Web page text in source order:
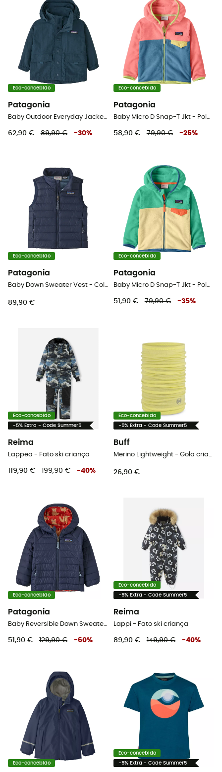
Eco-concebido
Patagonia
Baby Outdoor Everyday Jacket - Casaco impermeável criança
62,90 € 89,90 € -30%
Eco-concebido
Patagonia
Baby Micro D Snap-T Jkt - Polar criança
58,90 € 79,90 € -26%
Eco-concebido
Patagonia
Baby Down Sweater Vest - Colete penas criança
89,90 €
Eco-concebido
Patagonia
Baby Micro D Snap-T Jkt - Polar criança
51,90 € 79,90 € -35%
Eco-concebido
-5% Extra - Code Summer5
Reima
Lappea - Fato ski criança
119,90 € 199,90 € -40%
Eco-concebido
-5% Extra - Code Summer5
Buff
Merino Lightweight - Gola criança
26,90 €
Eco-concebido
Patagonia
Baby Reversible Down Sweater Hoody - Casaco penas criança
51,90 € 129,90 € -60%
Eco-concebido
-5% Extra - Code Summer5
Reima
Lappi - Fato ski criança
89,90 € 149,90 € -40%
Eco-concebido
Eco-concebido
-5% Extra - Code Summer5